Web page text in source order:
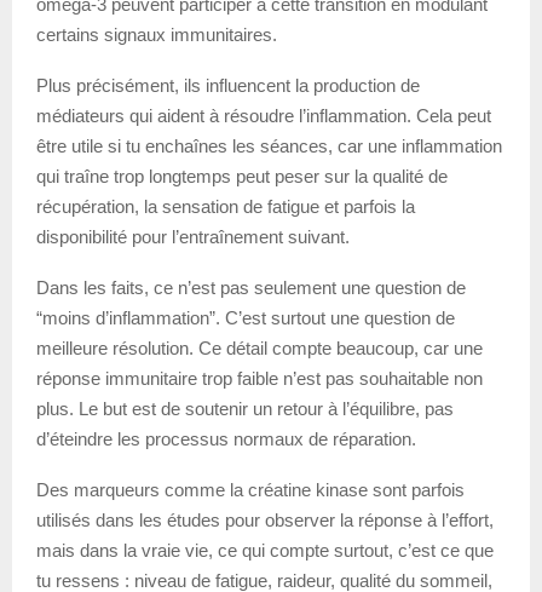
certains signaux immunitaires.
Plus précisément, ils influencent la production de
médiateurs qui aident à résoudre l’inflammation. Cela peut
être utile si tu enchaînes les séances, car une inflammation
qui traîne trop longtemps peut peser sur la qualité de
récupération, la sensation de fatigue et parfois la
disponibilité pour l’entraînement suivant.
Dans les faits, ce n’est pas seulement une question de
“moins d’inflammation”. C’est surtout une question de
meilleure résolution. Ce détail compte beaucoup, car une
réponse immunitaire trop faible n’est pas souhaitable non
plus. Le but est de soutenir un retour à l’équilibre, pas
d’éteindre les processus normaux de réparation.
Des marqueurs comme la créatine kinase sont parfois
utilisés dans les études pour observer la réponse à l’effort,
mais dans la vraie vie, ce qui compte surtout, c’est ce que
tu ressens : niveau de fatigue, raideur, qualité du sommeil,